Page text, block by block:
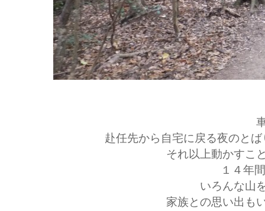
赴任先から自宅に戻る夜のと
それ以上動かすこ
１４年
いろんな山
家族との思い出も